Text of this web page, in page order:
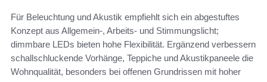
Für Beleuchtung und Akustik empfiehlt sich ein abgestuftes
Konzept aus Allgemein-, Arbeits- und Stimmungslicht;
dimmbare LEDs bieten hohe Flexibilität. Ergänzend verbessern
schallschluckende Vorhänge, Teppiche und Akustikpaneele die
Wohnqualität, besonders bei offenen Grundrissen mit hoher